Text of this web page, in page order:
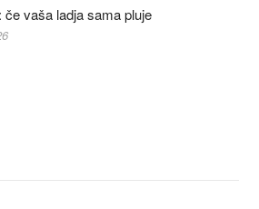
če vaša ladja sama pluje